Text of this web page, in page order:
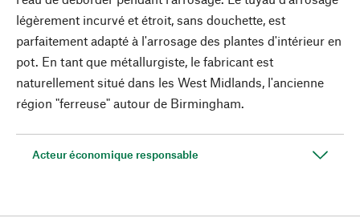
légèrement incurvé et étroit, sans douchette, est
parfaitement adapté à l'arrosage des plantes d'intérieur en
pot. En tant que métallurgiste, le fabricant est
naturellement situé dans les West Midlands, l'ancienne
région "ferreuse" autour de Birmingham.
Acteur économique responsable